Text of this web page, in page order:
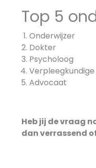
Top 5
Onderwijzer
Dokter
Psycholoog
Verpleegkundige
Advocaat
Heb jij de vraag
dan verrassend